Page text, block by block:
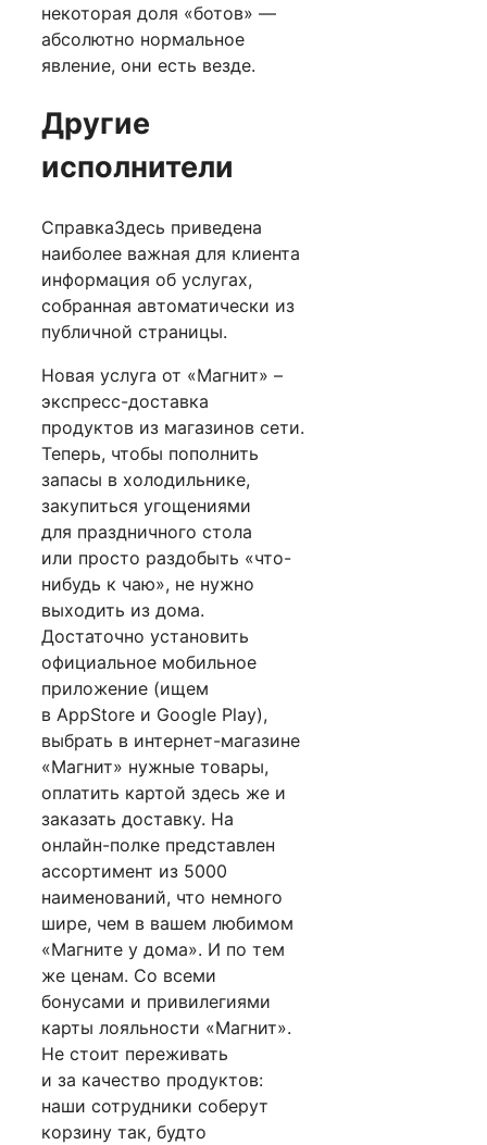
некоторая доля «ботов» —
абсолютно нормальное
явление, они есть везде.
Другие
исполнители
СправкаЗдесь приведена
наиболее важная для клиента
информация об услугах,
собранная автоматически из
публичной страницы.
Новая услуга от «Магнит» –
экспресс-доставка
продуктов из магазинов сети.
Теперь, чтобы пополнить
запасы в холодильнике,
закупиться угощениями
для праздничного стола
или просто раздобыть «что-
нибудь к чаю», не нужно
выходить из дома.
Достаточно установить
официальное мобильное
приложение (ищем
в AppStore и Google Play),
выбрать в интернет-магазине
«Магнит» нужные товары,
оплатить картой здесь же и
заказать доставку. На
онлайн-полке представлен
ассортимент из 5000
наименований, что немного
шире, чем в вашем любимом
«Магните у дома». И по тем
же ценам. Со всеми
бонусами и привилегиями
карты лояльности «Магнит».
Не стоит переживать
и за качество продуктов:
наши сотрудники соберут
корзину так, будто